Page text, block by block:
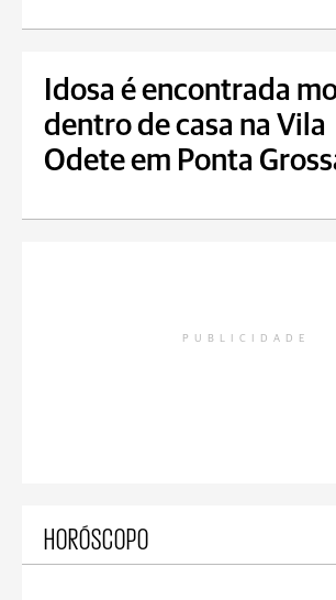
Idosa é encontrada
dentro de casa na Vila
Odete em Ponta
PUBLICIDADE
HORÓSCOPO